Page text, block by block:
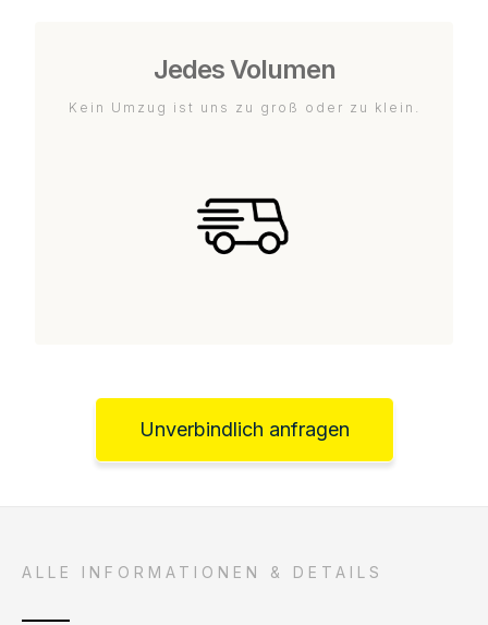
Jedes Volumen
Kein Umzug ist uns zu groß oder zu klein.
Unverbindlich anfragen
ALLE INFORMATIONEN & DETAILS